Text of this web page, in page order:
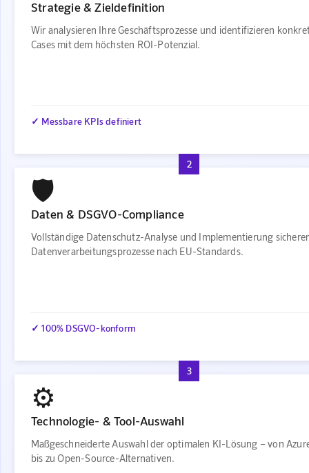
Strategie & Zieldefinition
Wir analysieren Ihre Geschäftsprozesse und identifizieren
Cases mit dem höchsten ROI-Potenzial.
✓ Messbare KPIs definiert
2
🛡️
Daten & DSGVO-Compliance
Vollständige Datenschutz-Analyse und Implementierung sicherer
Datenverarbeitungsprozesse nach EU-Standards.
✓ 100% DSGVO-konform
3
⚙️
Technologie- & Tool-Auswahl
Maßgeschneiderte Auswahl der optimalen KI-Lösung – von
bis zu Open-Source-Alternativen.